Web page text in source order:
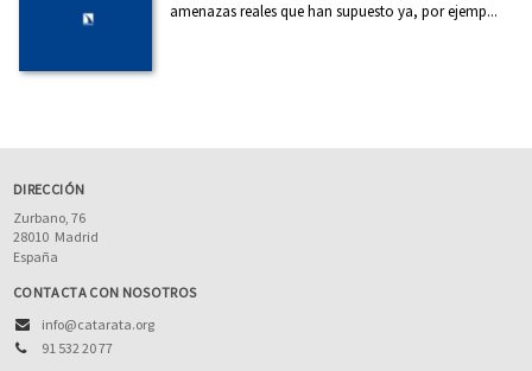
amenazas reales que han supuesto ya, por ejemp...
DIRECCIÓN
Zurbano, 76
28010 Madrid
España
CONTACTA CON NOSOTROS
info@catarata.org
91 532 20 77